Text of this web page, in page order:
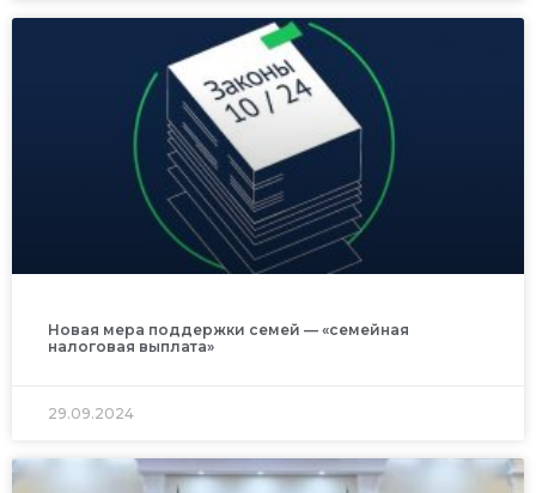
Новая мера поддержки семей — «семейная
налоговая выплата»
29.09.2024